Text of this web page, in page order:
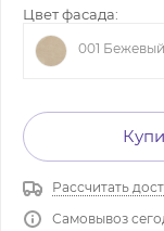
Цвет фасада:
001
Рассчитать
Самовывоз